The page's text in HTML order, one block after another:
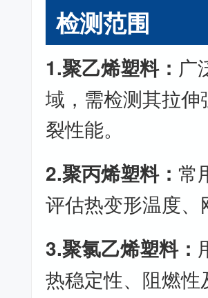
检测范围
1.聚乙烯塑料： 广
域，需检测其拉
裂性能。
2.聚丙烯塑料： 常
评估热变形温度
3.聚氯乙烯塑料：
热稳定性、阻燃